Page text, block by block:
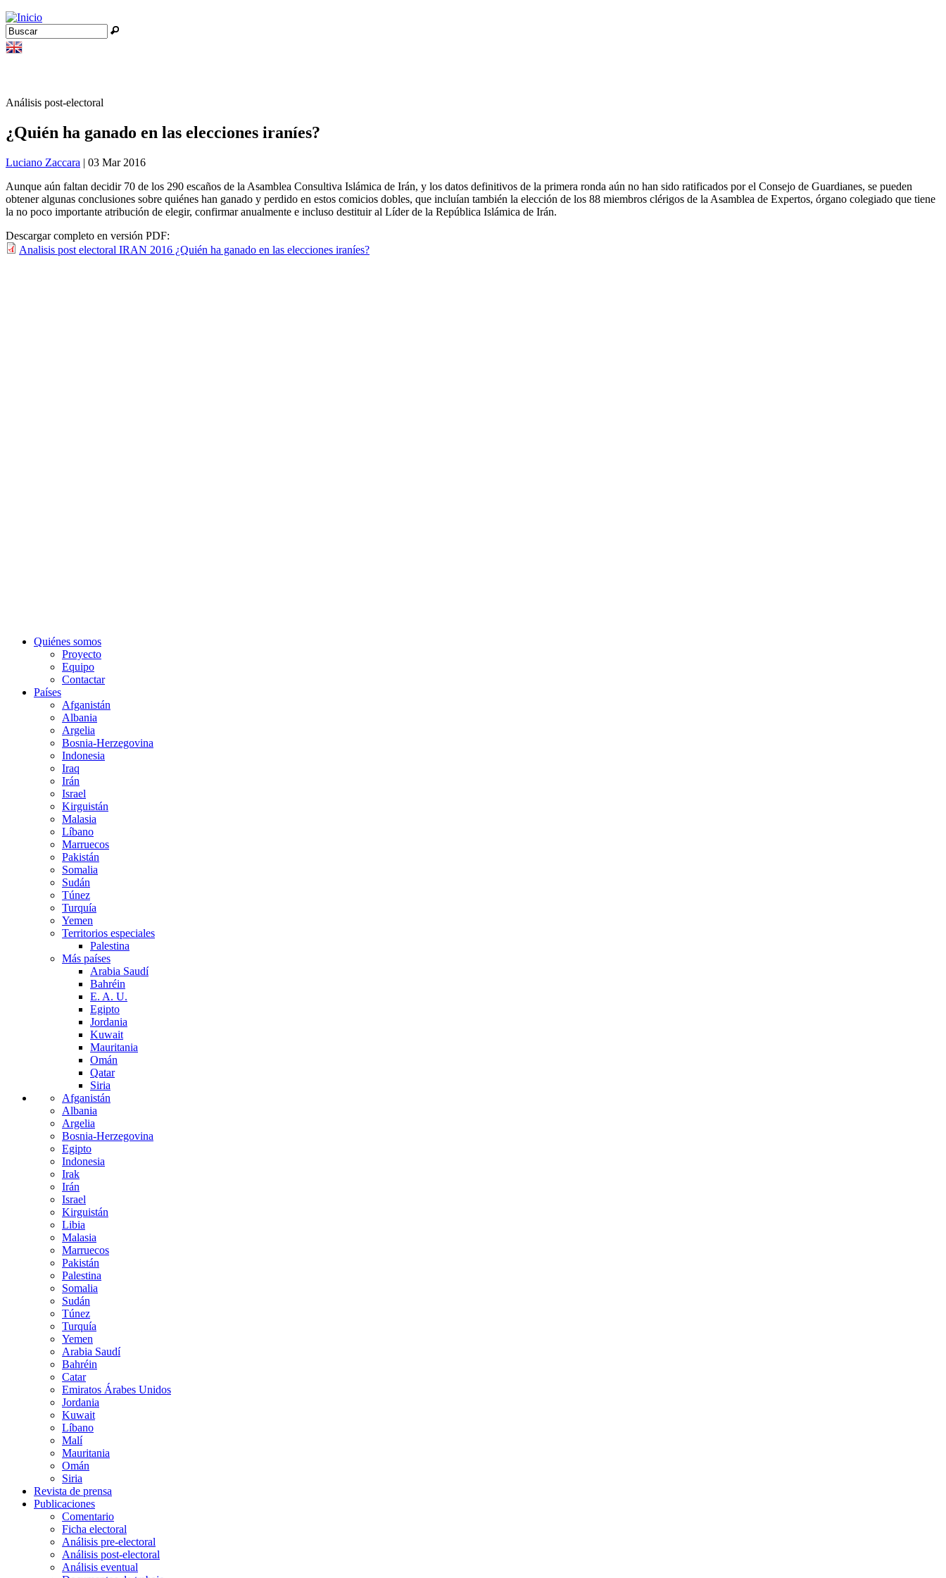
Jump to navigation
Formulario de búsqueda
Buscar
Análisis post-electoral
¿Quién ha ganado en las elecciones iraníes?
Luciano Zaccara | 03 Mar 2016
Aunque aún faltan decidir 70 de los 290 escaños de la Asamblea Consultiva Islámica de Irán, y los datos definitivos de la primera ronda aún no han sido ratificados por el Consejo de Guardianes, se pueden
obtener algunas conclusiones sobre quiénes han ganado y perdido en estos comicios dobles, que incluían también la elección de los 88 miembros clérigos de la Asamblea de Expertos, órgano colegiado que tiene
la no poco importante atribución de elegir, confirmar anualmente e incluso destituir al Líder de la República Islámica de Irán.
Descargar completo en versión PDF:
Analisis post electoral IRAN 2016 ¿Quién ha ganado en las elecciones iraníes?
Quiénes somos
Proyecto
Equipo
Contactar
Países
Afganistán
Albania
Argelia
Bosnia-Herzegovina
Indonesia
Iraq
Irán
Israel
Kirguistán
Malasia
Líbano
Marruecos
Pakistán
Somalia
Sudán
Túnez
Turquía
Yemen
Territorios especiales
Palestina
Más países
Arabia Saudí
Bahréin
E. A. U.
Egipto
Jordania
Kuwait
Mauritania
Omán
Qatar
Siria
Afganistán
Albania
Argelia
Bosnia-Herzegovina
Egipto
Indonesia
Irak
Irán
Israel
Kirguistán
Libia
Malasia
Marruecos
Pakistán
Palestina
Somalia
Sudán
Túnez
Turquía
Yemen
Arabia Saudí
Bahréin
Catar
Emiratos Árabes Unidos
Jordania
Kuwait
Líbano
Malí
Mauritania
Omán
Siria
Revista de prensa
Publicaciones
Comentario
Ficha electoral
Análisis pre-electoral
Análisis post-electoral
Análisis eventual